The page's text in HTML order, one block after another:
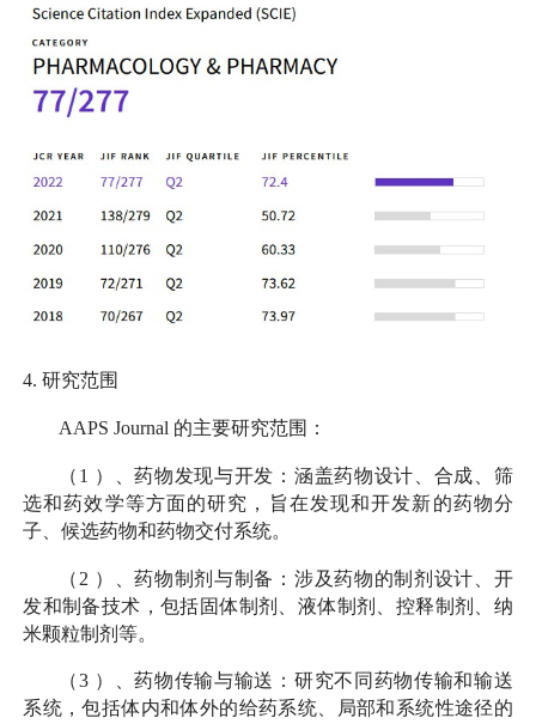
4.研究范围
AAPS Journal 的主要研究范围：
（ 1 ）、药物发现与开发：涵盖药物设计、合成、筛
选和药效学等方面的研究，旨在发现和开发新的药物分
子、候选药物和药物交付系统。
（ 2 ）、药物制剂与制备：涉及药物的制剂设计、开
发和制备技术，包括固体制剂、液体制剂、控释制剂、纳
米颗粒制剂等。
（3 ）、药物传输与输送：研究不同药物传输和输送
系统，包括体内和体外的给药系统、局部和系统性途径的